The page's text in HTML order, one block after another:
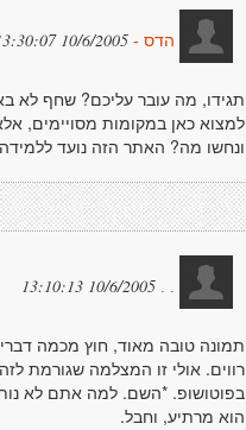
הדס - 10/6/2005 13:30:07
תגידו, מה עובר עליכם? שחף לא
למצוא כאן במקומות מסויימים,
ונחשו מה? האתר הזה נועד
. .
10/6/2005 13:10:13
תמונה טובה מאוד, חוץ מכמה
רווים. אולי זו המצלמה שגורמת
בפוטושופ. *השם. למה אתם לא
הוא מרתיע, וחבל.